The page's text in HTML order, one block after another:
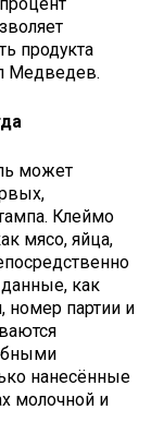
продукта
Медведев.
может
Клеймо
мясо, яйца,
данные, как
номер партии и
нанесённые
молочной и